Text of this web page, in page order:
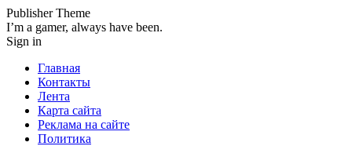
Publisher Theme
I’m a gamer, always have been.
Sign in
Главная
Контакты
Лента
Карта сайта
Реклама на сайте
Политика